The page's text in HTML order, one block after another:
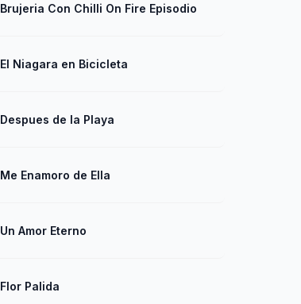
Brujeria Con Chilli On Fire Episodio 2
El Niagara en Bicicleta
Despues de la Playa
Me Enamoro de Ella
Un Amor Eterno
Flor Palida